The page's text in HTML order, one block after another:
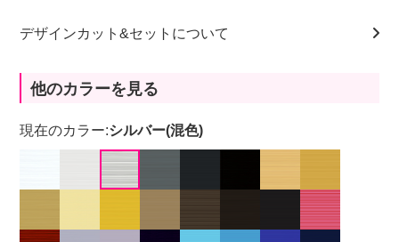
デザインカット&セットについて
他のカラーを見る
現在のカラー:シルバー(混色)